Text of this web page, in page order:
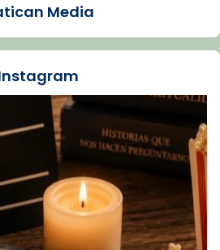
depressió. Fa gairebé
Lluís Companys, la
comp
Vatican
es/iglesia/news/2026-
depresion-papa-viaje-
Media